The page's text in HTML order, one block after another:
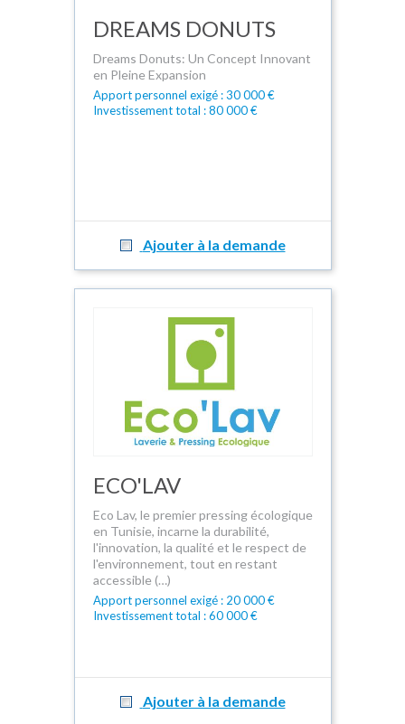
DREAMS DONUTS
Dreams Donuts: Un Concept Innovant
en Pleine Expansion
Apport personnel exigé : 30 000 €
Investissement total : 80 000 €
Ajouter à la demande
ECO'LAV
Eco Lav, le premier pressing écologique
en Tunisie, incarne la durabilité,
l'innovation, la qualité et le respect de
l'environnement, tout en restant
accessible (…)
Apport personnel exigé : 20 000 €
Investissement total : 60 000 €
Ajouter à la demande